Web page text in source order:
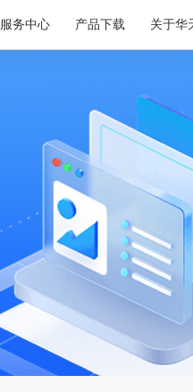
服务中心 产品下载 关于华